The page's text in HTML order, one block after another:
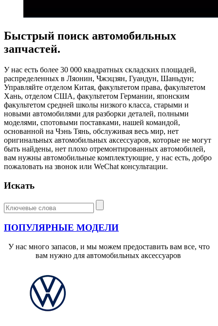
Быстрый поиск автомобильных
запчастей.
У нас есть более 30 000 квадратных складских площадей,
распределенных в Ляонин, Чжэцзян, Гуандун, Шаньдун;
Управляйте отделом Китая, факультетом права, факультетом
Хань, отделом США, факультетом Германии, японским
факультетом средней школы низкого класса, старыми и
новыми автомобилями для разборки деталей, полными
моделями, спотовыми поставками, нашей командой,
основанной на Чэнь Тянь, обслуживая весь мир, нет
оригинальных автомобильных аксессуаров, которые не могут
быть найдены, нет плохо отремонтированных автомобилей,
вам нужны автомобильные комплектующие, у нас есть, добро
пожаловать на звонок или WeChat консультации.
Искать
ПОПУЛЯРНЫЕ МОДЕЛИ
У нас много запасов, и мы можем предоставить вам все, что
вам нужно для автомобильных аксессуаров